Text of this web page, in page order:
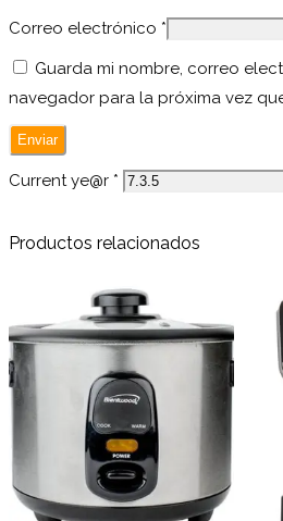
Correo electrónico *
Guarda mi nombre, correo
navegador para la próxima vez
Current ye@r *
Productos relacionados